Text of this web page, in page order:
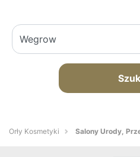
Orły Kosmetyki Salony Urody,